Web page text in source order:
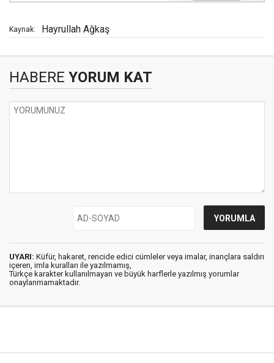
Kaynak: Hayrullah Ağkaş
HABERE YORUM KAT
UYARI: Küfür, hakaret, rencide edici cümleler veya imalar, inançlara saldırı
içeren, imla kuralları ile yazılmamış,
Türkçe karakter kullanılmayan ve büyük harflerle yazılmış yorumlar
onaylanmamaktadır.